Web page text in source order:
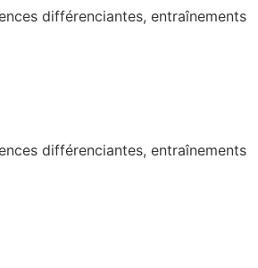
différenciantes, entraînements
différenciantes, entraînements